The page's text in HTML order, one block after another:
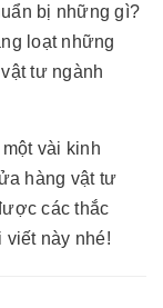
bị những gì?
loạt những
tư ngành
vài kinh
hàng vật tư
các thắc
viết này nhé!